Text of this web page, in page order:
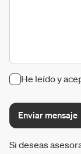
He leído y
Enviar mensaje
Si deseas